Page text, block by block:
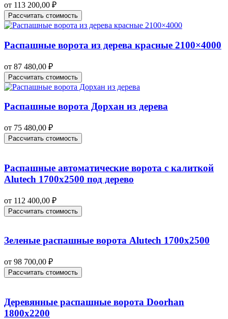
от 113 200,00 ₽
Рассчитать стоимость
Распашные ворота из дерева красные 2100×4000
от 87 480,00 ₽
Рассчитать стоимость
Распашные ворота Дорхан из дерева
от 75 480,00 ₽
Рассчитать стоимость
Распашные автоматические ворота с калиткой
Alutech 1700х2500 под дерево
от 112 400,00 ₽
Рассчитать стоимость
Зеленые распашные ворота Alutech 1700х2500
от 98 700,00 ₽
Рассчитать стоимость
Деревянные распашные ворота Doorhan
1800х2200